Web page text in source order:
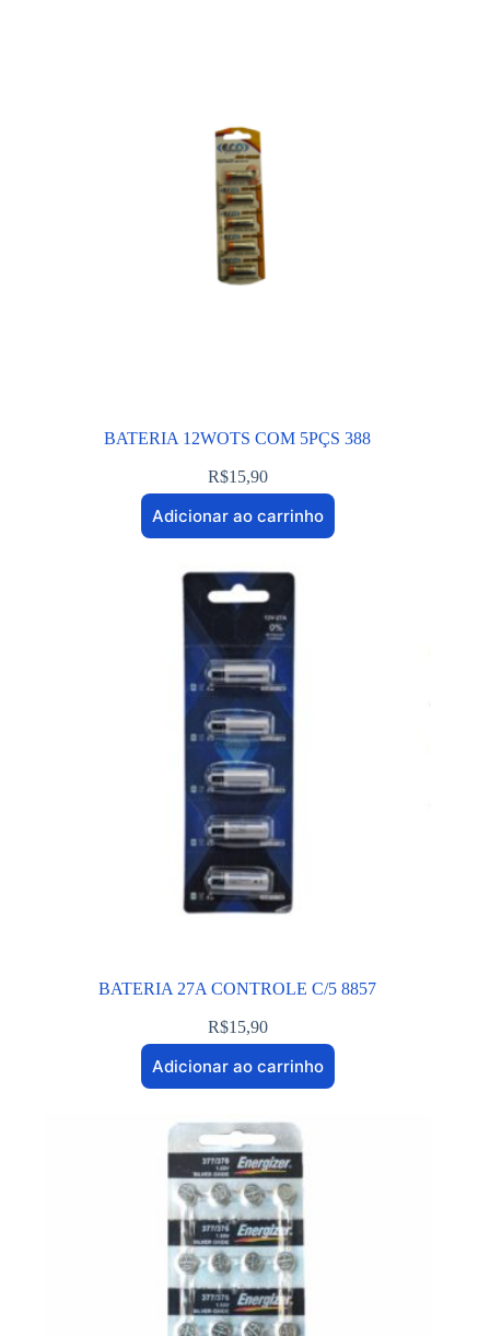
BATERIA 12WOTS COM 5PÇS 388
R$15,90
Adicionar ao carrinho
BATERIA 27A CONTROLE C/5 8857
R$15,90
Adicionar ao carrinho